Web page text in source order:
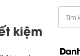
kiệm